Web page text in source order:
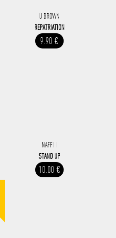
U BROWN
REPATRIATION
9.90 €
NAFFI I
STAND UP
10.00 €